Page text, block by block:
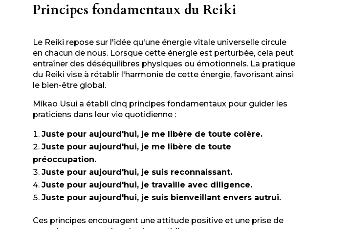
Principes fondamentaux du Reiki
Le Reiki repose sur l'idée qu'une énergie vitale universelle circule
en chacun de nous. Lorsque cette énergie est perturbée, cela peut
entraîner des déséquilibres physiques ou émotionnels. La pratique
du Reiki vise à rétablir l'harmonie de cette énergie, favorisant ainsi
le bien-être global.
Mikao Usui a établi cinq principes fondamentaux pour guider les
praticiens dans leur vie quotidienne :
Juste pour aujourd'hui, je me libère de toute colère.
Juste pour aujourd'hui, je me libère de toute
préoccupation.
Juste pour aujourd'hui, je suis reconnaissant.
Juste pour aujourd'hui, je travaille avec diligence.
Juste pour aujourd'hui, je suis bienveillant envers autrui.
Ces principes encouragent une attitude positive et une prise de